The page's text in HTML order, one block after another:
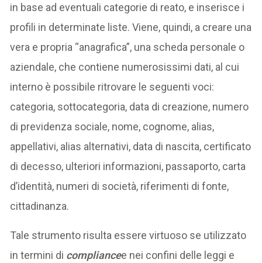
in base ad eventuali categorie di reato, e inserisce i
profili in determinate liste. Viene, quindi, a creare una
vera e propria “anagrafica”, una scheda personale o
aziendale, che contiene numerosissimi dati, al cui
interno è possibile ritrovare le seguenti voci:
categoria, sottocategoria, data di creazione, numero
di previdenza sociale, nome, cognome, alias,
appellativi, alias alternativi, data di nascita, certificato
di decesso, ulteriori informazioni, passaporto, carta
d’identità, numeri di società, riferimenti di fonte,
cittadinanza.
Tale strumento risulta essere virtuoso se utilizzato
in termini di compliancee nei confini delle leggi e